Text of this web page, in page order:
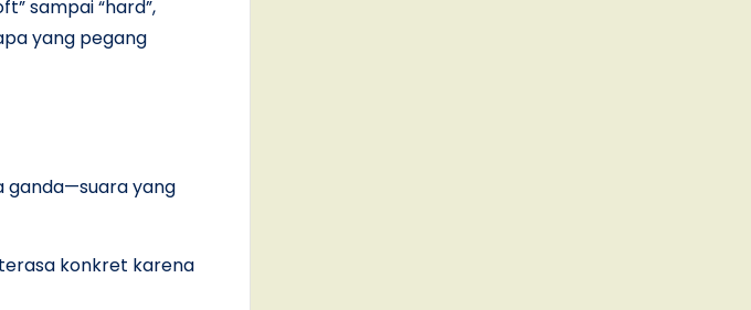
sampai “hard”,
yang pegang
ganda—suara yang
konkret karena